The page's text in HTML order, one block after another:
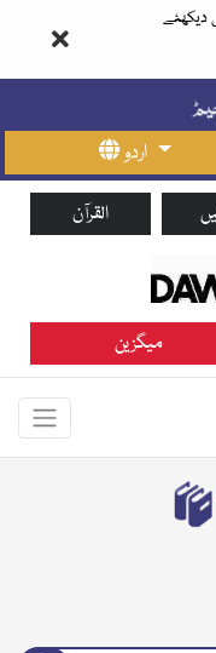
دیکھئے
اردو
القرآن
میگزین